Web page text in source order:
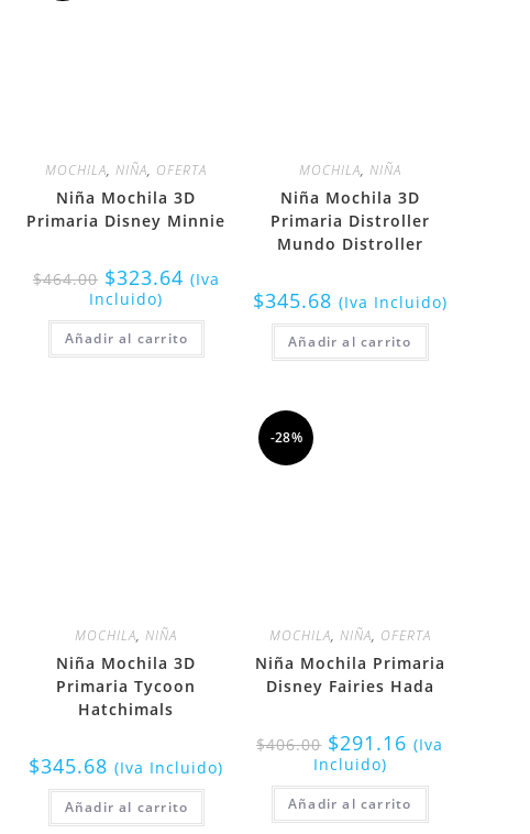
MOCHILA,NIÑA, OFERTA
Niña Mochila 3D
Primaria Disney Minnie
$464.00 $323.64 (Iva
Incluido)
Añadir al carrito
MOCHILA, NIÑA
Niña Mochila 3D
Primaria Distroller
Mundo Distroller
$345.68 (Iva Incluido)
Añadir al carrito
MOCHILA,NIÑA
Niña Mochila 3D
Primaria Tycoon
Hatchimals
$345.68 (Iva Incluido)
Añadir al carrito
-28%
MOCHILA, NIÑA, OFERTA
Niña Mochila Primaria
Disney Fairies Hada
$406.00 $291.16 (Iva
Incluido)
Añadir al carrito